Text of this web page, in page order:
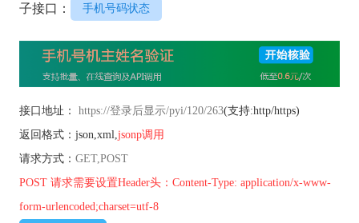
子接口： 手机号码状态
接口地址： https://登录后显示/pyi/120/263(支持:http/https)
返回格式：json,xml, jsonp调用
请求方式： GET,POST
POST 请求需要设置Header头：Content-Type: application/x-www-
form-urlencoded;charset=utf-8